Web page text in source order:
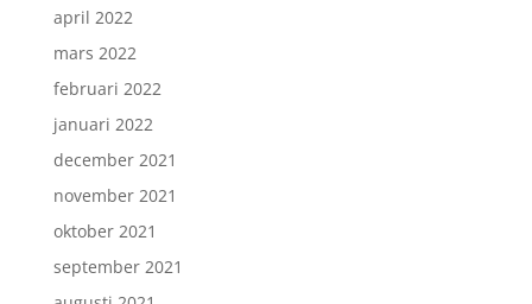
april 2022
mars 2022
februari 2022
januari 2022
december 2021
november 2021
oktober 2021
september 2021